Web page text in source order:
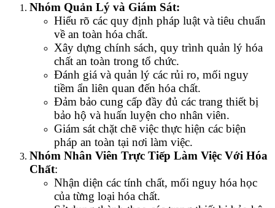
Nhóm Quản Lý và Giám Sát:
Hiểu rõ các quy định pháp luật và tiêu chuẩn
về an toàn hóa chất.
Xây dựng chính sách, quy trình quản lý hóa
chất an toàn trong tổ chức.
Đánh giá và quản lý các rủi ro, mối nguy
tiềm ẩn liên quan đến hóa chất.
Đảm bảo cung cấp đầy đủ các trang thiết bị
bảo hộ và huấn luyện cho nhân viên.
Giám sát chặt chẽ việc thực hiện các biện
pháp an toàn tại nơi làm việc.
Nhóm Nhân Viên Trực Tiếp Làm Việc Với Hóa
Chất:
Nhận diện các tính chất, mối nguy hóa học
của từng loại hóa chất.